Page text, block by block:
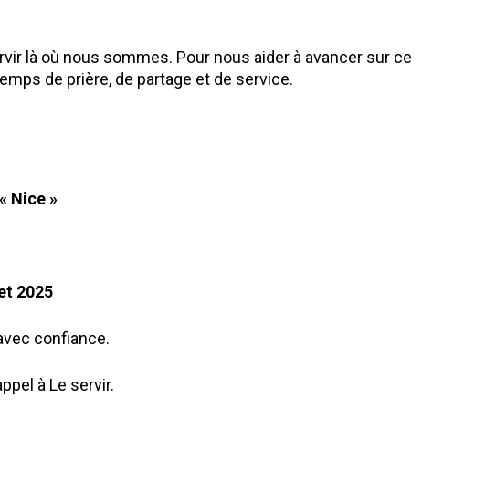
là où nous sommes. Pour nous aider à avancer sur ce
de prière, de partage et de service.
Nice »
2025
confiance.
à Le servir.